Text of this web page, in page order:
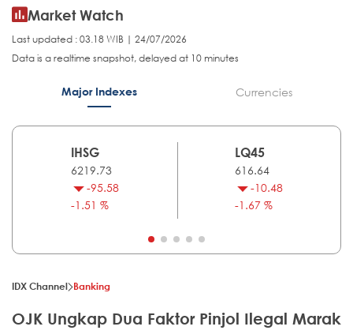
Market Watch
Last updated : 03.18 WIB | 24/07/2026
Data is a realtime snapshot, delayed at 10 minutes
Major Indexes Currencies
IHSG
6219.73
-95.58
-1.51 %
LQ45
616.64
-10.48
-1.67 %
IDX Channel Banking
OJK Ungkap Dua Faktor Pinjol Ilegal Marak